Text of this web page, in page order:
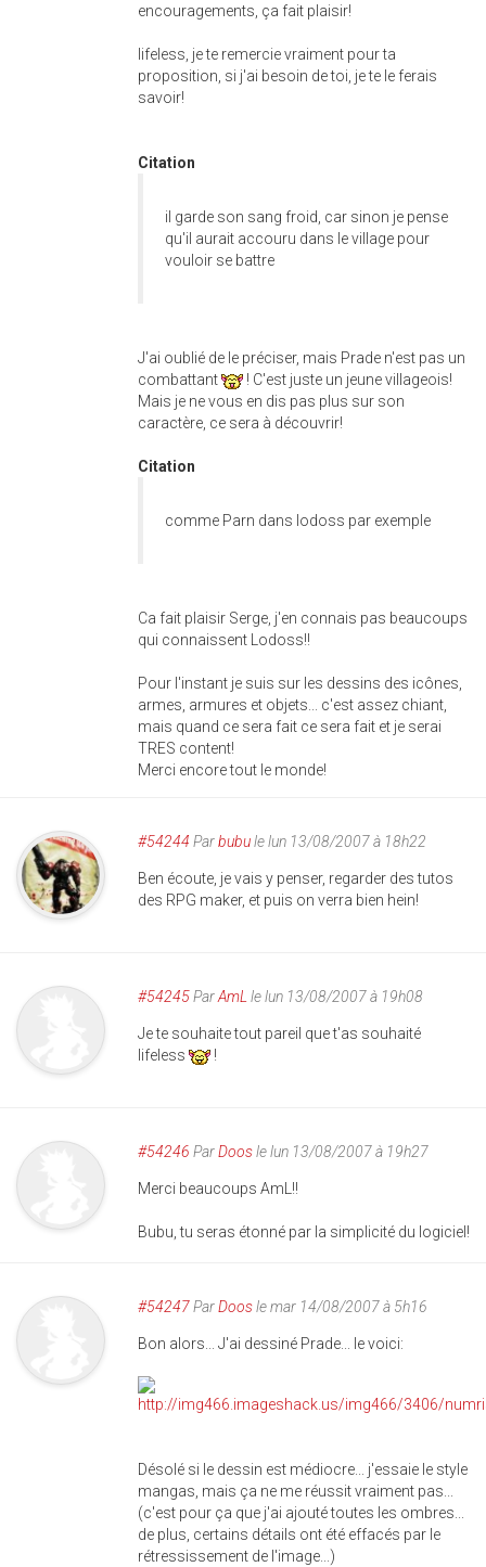
encouragements, ça fait plaisir!
lifeless, je te remercie vraiment pour ta
proposition, si j'ai besoin de toi, je te le ferais
savoir!
Citation
il garde son sang froid, car sinon je pense
qu'il aurait accouru dans le village pour
vouloir se battre
J'ai oublié de le préciser, mais Prade n'est pas un
combattant
! C'est juste un jeune villageois!
Mais je ne vous en dis pas plus sur son
caractère, ce sera à découvrir!
Citation
comme Parn dans lodoss par exemple
Ca fait plaisir Serge, j'en connais pas beaucoups
qui connaissent Lodoss!!
Pour l'instant je suis sur les dessins des icônes,
armes, armures et objets... c'est assez chiant,
mais quand ce sera fait ce sera fait et je serai
TRES content!
Merci encore tout le monde!
#54244 Parbubule lun 13/08/2007 à 18h22
Ben écoute, je vais y penser, regarder des tutos
des RPG maker, et puis on verra bien hein!
#54245ParAmLle lun 13/08/2007 à 19h08
Je te souhaite tout pareil que t'as souhaité
lifeless
!
#54246 ParDoosle lun 13/08/2007 à 19h27
Merci beaucoups AmL!!
Bubu, tu seras étonné par la simplicité du logiciel!
#54247ParDoosle mar 14/08/2007 à 5h16
Bon alors... J'ai dessiné Prade... le voici:
Désolé si le dessin est médiocre... j'essaie le style
mangas, mais ça ne me réussit vraiment pas...
(c'est pour ça que j'ai ajouté toutes les ombres...
de plus, certains détails ont été effacés par le
rétressissement de l'image...)